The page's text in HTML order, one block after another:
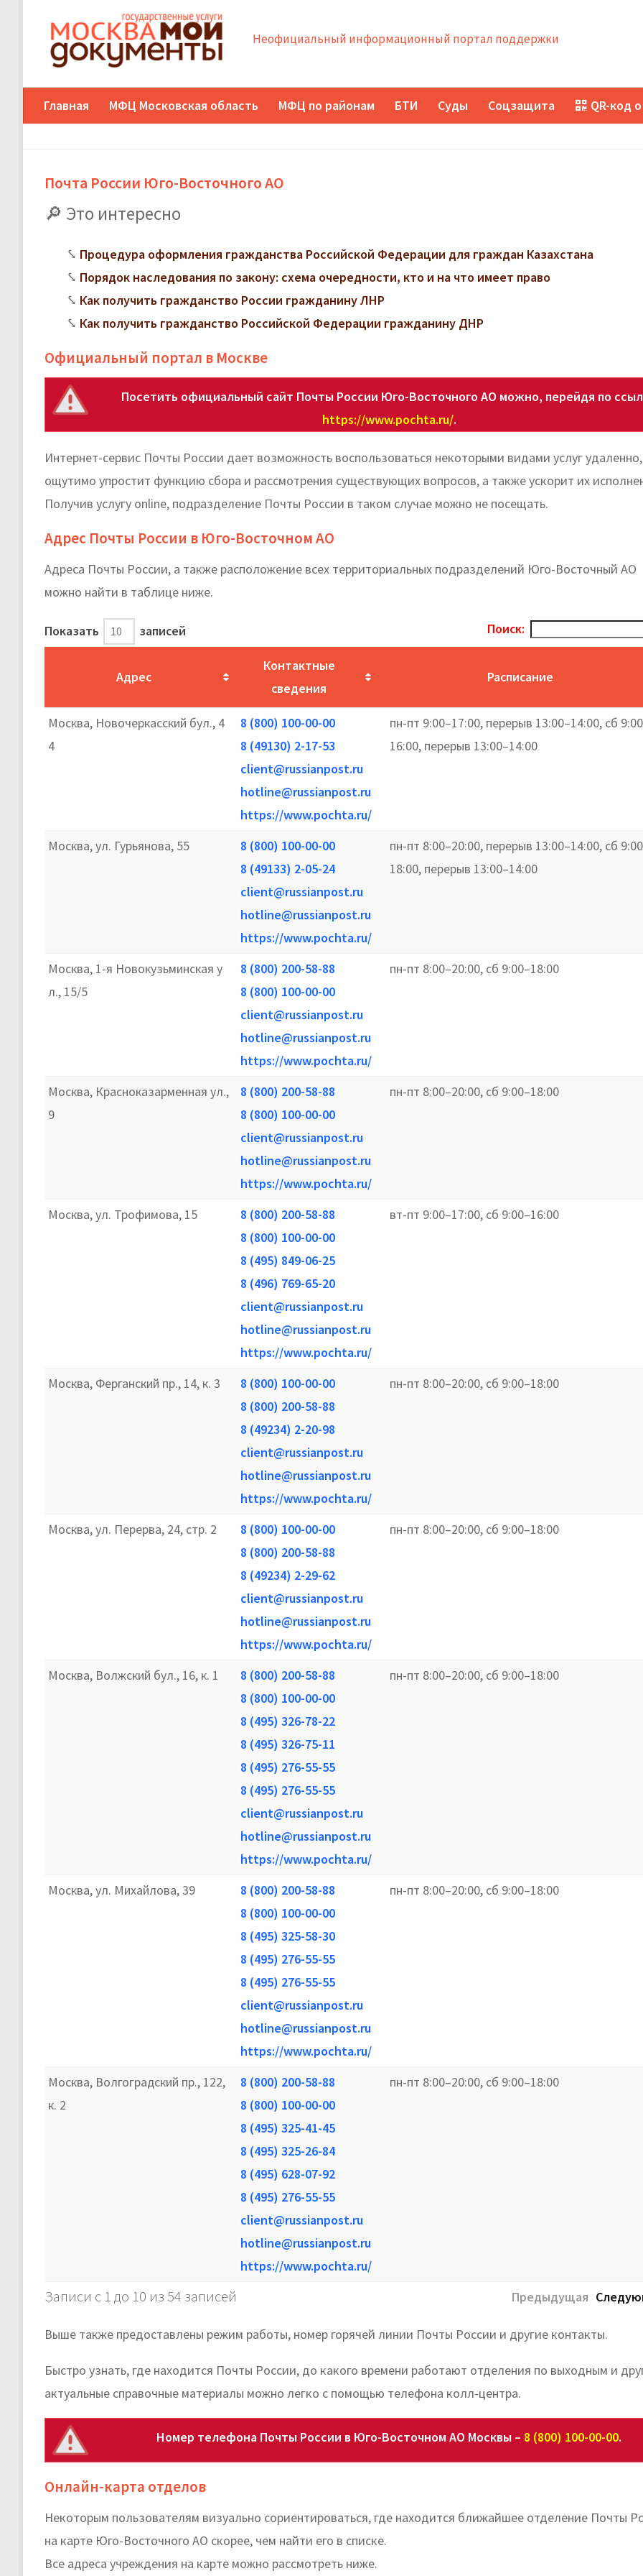
Неофициальный информационный портал поддержки
Главная МФЦ Московская область МФЦ по районам БТИ Суды Соцзащита QR-код
Почта России Юго-Восточного АО
Это интересно
Процедура оформления гражданства Российской Федерации для граждан Казахстана
Порядок наследования по закону: схема очередности, кто и на что имеет право
Как получить гражданство России гражданину ЛНР
Как получить гражданство Российской Федерации гражданину ДНР
Официальный портал в Москве
Посетить официальный сайт Почты России Юго-Восточного АО можно, перейдя по
https://www.pochta.ru/.
Интернет-сервис Почты России дает возможность воспользоваться некоторыми видами услуг
ощутимо упростит функцию сбора и рассмотрения существующих вопросов, а также ускорит их
Получив услугу online, подразделение Почты России в таком случае можно не посещать.
Адрес Почты России в Юго-Восточном АО
Адреса Почты России, а также расположение всех территориальных подразделений Юго-Восточный АО
можно найти в таблице ниже.
Показать записей Поиск:
Адрес
Контактные
сведения
Расписание
Москва, Новочеркасский бул., 4
4
8 (800) 100-00-00
8 (49130) 2-17-53
client@russianpost.ru
hotline@russianpost.ru
https://www.pochta.ru/
пн-пт 9:00–17:00, перерыв 13:00–14:00, сб
16:00, перерыв 13:00–14:00
Москва, ул. Гурьянова, 55
8 (800) 100-00-00
8 (49133) 2-05-24
client@russianpost.ru
hotline@russianpost.ru
https://www.pochta.ru/
пн-пт 8:00–20:00, перерыв 13:00–14:00, сб
18:00, перерыв 13:00–14:00
Москва, 1-я Новокузьминская у
л., 15/5
8 (800) 200-58-88
8 (800) 100-00-00
client@russianpost.ru
hotline@russianpost.ru
https://www.pochta.ru/
пн-пт 8:00–20:00, сб 9:00–18:00
Москва, Красноказарменная ул.,
9
8 (800) 200-58-88
8 (800) 100-00-00
client@russianpost.ru
hotline@russianpost.ru
https://www.pochta.ru/
пн-пт 8:00–20:00, сб 9:00–18:00
Москва, ул. Трофимова, 15
8 (800) 200-58-88
8 (800) 100-00-00
8 (495) 849-06-25
8 (496) 769-65-20
client@russianpost.ru
hotline@russianpost.ru
https://www.pochta.ru/
вт-пт 9:00–17:00, сб 9:00–16:00
Москва, Ферганский пр., 14, к. 3
8 (800) 100-00-00
8 (800) 200-58-88
8 (49234) 2-20-98
client@russianpost.ru
hotline@russianpost.ru
https://www.pochta.ru/
пн-пт 8:00–20:00, сб 9:00–18:00
Москва, ул. Перерва, 24, стр. 2
8 (800) 100-00-00
8 (800) 200-58-88
8 (49234) 2-29-62
client@russianpost.ru
hotline@russianpost.ru
https://www.pochta.ru/
пн-пт 8:00–20:00, сб 9:00–18:00
Москва, Волжский бул., 16, к. 1
8 (800) 200-58-88
8 (800) 100-00-00
8 (495) 326-78-22
8 (495) 326-75-11
8 (495) 276-55-55
8 (495) 276-55-55
client@russianpost.ru
hotline@russianpost.ru
https://www.pochta.ru/
пн-пт 8:00–20:00, сб 9:00–18:00
Москва, ул. Михайлова, 39
8 (800) 200-58-88
8 (800) 100-00-00
8 (495) 325-58-30
8 (495) 276-55-55
8 (495) 276-55-55
client@russianpost.ru
hotline@russianpost.ru
https://www.pochta.ru/
пн-пт 8:00–20:00, сб 9:00–18:00
Москва, Волгоградский пр., 122,
к. 2
8 (800) 200-58-88
8 (800) 100-00-00
8 (495) 325-41-45
8 (495) 325-26-84
8 (495) 628-07-92
8 (495) 276-55-55
client@russianpost.ru
hotline@russianpost.ru
https://www.pochta.ru/
пн-пт 8:00–20:00, сб 9:00–18:00
Записи с 1 до 10 из 54 записей Предыдущая
Выше также предоставлены режим работы, номер горячей линии Почты России и другие контакты.
Быстро узнать, где находится Почты России, до какого времени работают отделения по выходным и
актуальные справочные материалы можно легко с помощью телефона колл-центра.
Номер телефона Почты России в Юго-Восточном АО Москвы – 8 (800) 100-00-00.
Онлайн-карта отделов
Некоторым пользователям визуально сориентироваться, где находится ближайшее отделение Почты
на карте Юго-Восточного АО скорее, чем найти его в списке.
Все адреса учреждения на карте можно рассмотреть ниже.